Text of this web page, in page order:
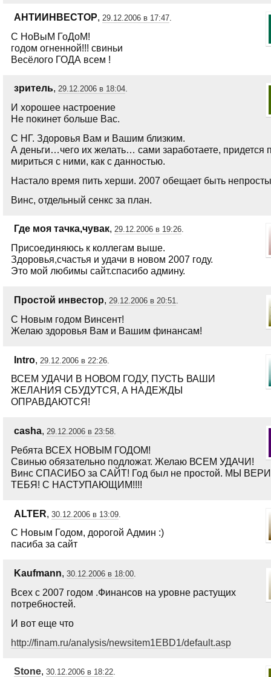
АНТИИНВЕСТОР, 29.12.2006 в 17:47.
С НоВыМ ГоДоМ!
годом огненной!!! свиньи
Весёлого ГОДА всем !
зритель, 29.12.2006 в 18:04.
И хорошее настроение
Не покинет больше Вас.
С НГ. Здоровья Вам и Вашим близким.
А деньги…чего их желать… сами заработаете, придется
мириться с ними, как с данностью.
Настало время пить херши. 2007 обещает быть
Винс, отдельный сенкс за план.
Где моя тачка,чувак, 29.12.2006 в 19:26.
Присоединяюсь к коллегам выше.
Здоровья,счастья и удачи в новом 2007 году.
Это мой любимы сайт.спасибо админу.
Простой инвестор, 29.12.2006 в 20:51
С Новым годом Винсент!
Желаю здоровья Вам и Вашим финансам!
Intro, 29.12.2006 в 22:26.
ВСЕМ УДАЧИ В НОВОМ ГОДУ, ПУСТЬ ВАШИ
ЖЕЛАНИЯ СБУДУТСЯ, А НАДЕЖДЫ
ОПРАВДАЮТСЯ!
casha, 29.12.2006 в 23:58.
Ребята ВСЕХ НОВЫМ ГОДОМ!
Свинью обязательно подложат. Желаю ВСЕМ УДАЧИ!
Винс СПАСИБО за САЙТ! Год был не простой. МЫ
ТЕБЯ! С НАСТУПАЮЩИМ!!!!
ALTER, 30.12.2006 в 13:09.
C Новым Годом, дорогой Админ :)
пасиба за сайт
Kaufmann, 30.12.2006 в 18:00.
Всех с 2007 годом .Финансов на уровне растущих
потребностей.
И вот еще что
http://finam.ru/analysis/newsitem1EBD1/default.asp
Stone, 30.12.2006 в 18:22.